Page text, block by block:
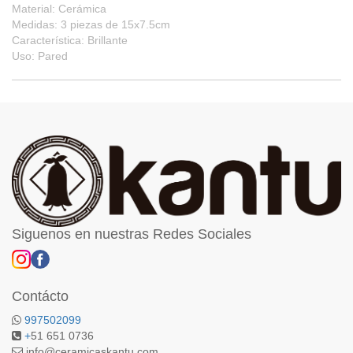
Material: Cerámica
Medidas: 3 piezas de 15x7.5cm
Característica: Brillante
Uso: Pared
Siguenos en nuestras Redes Sociales
Contácto
997502099
+51 651 0736